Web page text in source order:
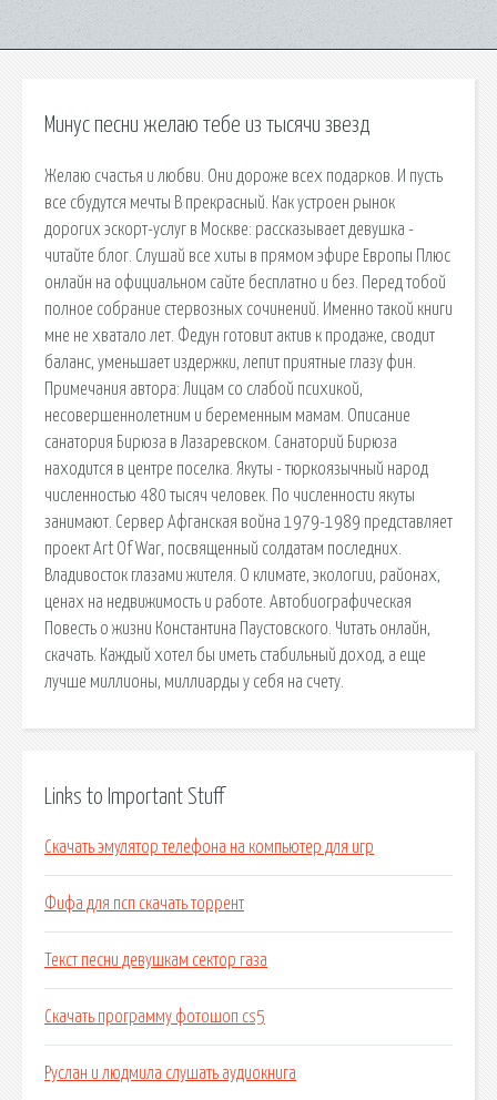
Минус песни желаю тебе из тысячи звезд
Желаю счастья и любви. Они дороже всех подарков. И пусть
все сбудутся мечты В прекрасный. Как устроен рынок
дорогих эскорт-услуг в Москве: рассказывает девушка -
читайте блог. Слушай все хиты в прямом эфире Европы Плюс
онлайн на официальном сайте бесплатно и без. Перед тобой
полное собрание стервозных сочинений. Именно такой книги
мне не хватало лет. Федун готовит актив к продаже, сводит
баланс, уменьшает издержки, лепит приятные глазу фин.
Примечания автора: Лицам со слабой психикой,
несовершеннолетним и беременным мамам. Описание
санатория Бирюза в Лазаревском. Санаторий Бирюза
находится в центре поселка. Якуты - тюркоязычный народ
численностью 480 тысяч человек. По численности якуты
занимают. Сервер Афганская война 1979-1989 представляет
проект Art Of War, посвященный солдатам последних.
Владивосток глазами жителя. О климате, экологии, районах,
ценах на недвижимость и работе. Автобиографическая
Повесть о жизни Константина Паустовского. Читать онлайн,
скачать. Каждый хотел бы иметь стабильный доход, а еще
лучше миллионы, миллиарды у себя на счету.
Links to Important Stuff
Скачать эмулятор телефона на компьютер для игр
Фифа для псп скачать торрент
Текст песни девушкам сектор газа
Скачать программу фотошоп cs5
Руслан и людмила слушать аудиокнига